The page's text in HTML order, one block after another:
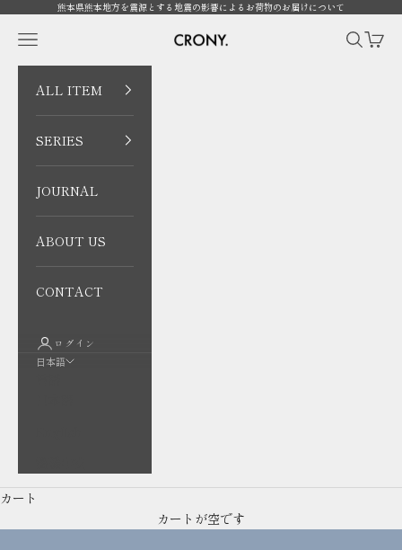
コンテンツへスキップ
熊本県熊本地方を震源とする地震の影響によるお荷物のお届けについて
CRONY. ONLINE
メニューを開く 検索を開
カー
ALL ITEM
SERIES
JOURNAL
ABOUT US
CONTACT
ログイン
日本語
カート
カートが空です